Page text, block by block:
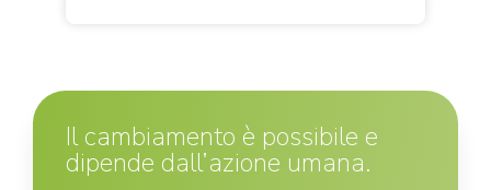
Il cambiamento è possibile e
dipende dall’azione umana.